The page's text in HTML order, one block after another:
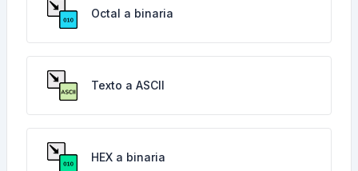
Octal a binaria
Texto a ASCII
HEX a binaria